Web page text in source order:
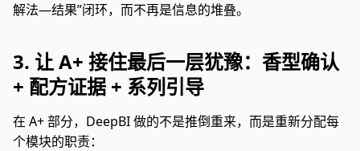
解法—结果”闭环，而不再是信息的堆叠。
3. 让 A+ 接住最后一层犹豫：香型确认
+ 配方证据 + 系列引导
在 A+ 部分，DeepBI 做的不是推倒重来，而是重新分配每
个模块的职责：